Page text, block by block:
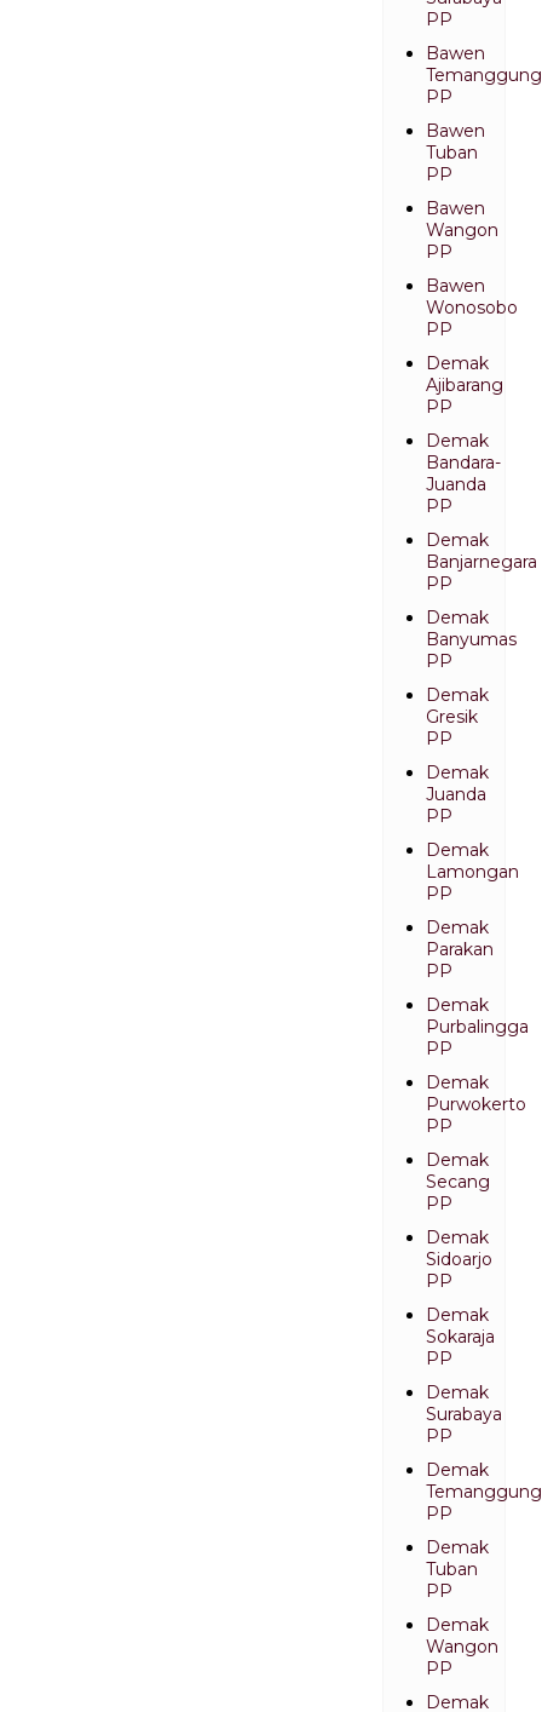
PP
Bawen
Temanggung
PP
Bawen
Tuban
PP
Bawen
Wangon
PP
Bawen
Wonosobo
PP
Demak
Ajibarang
PP
Demak
Bandara-
Juanda
PP
Demak
Banjarnegara
PP
Demak
Banyumas
PP
Demak
Gresik
PP
Demak
Juanda
PP
Demak
Lamongan
PP
Demak
Parakan
PP
Demak
Purbalingga
PP
Demak
Purwokerto
PP
Demak
Secang
PP
Demak
Sidoarjo
PP
Demak
Sokaraja
PP
Demak
Surabaya
PP
Demak
Temanggung
PP
Demak
Tuban
PP
Demak
Wangon
PP
Demak